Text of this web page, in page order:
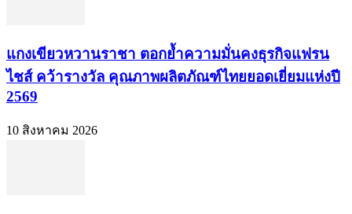
แกงเขียวหวานราชา ตอกย้ำความมั่นคงธุรกิจแฟรน
ไชส์ คว้ารางวัล คุณภาพผลิตภัณฑ์ไทยยอดเยี่ยมแห่งปี
2569
10 สิงหาคม 2026